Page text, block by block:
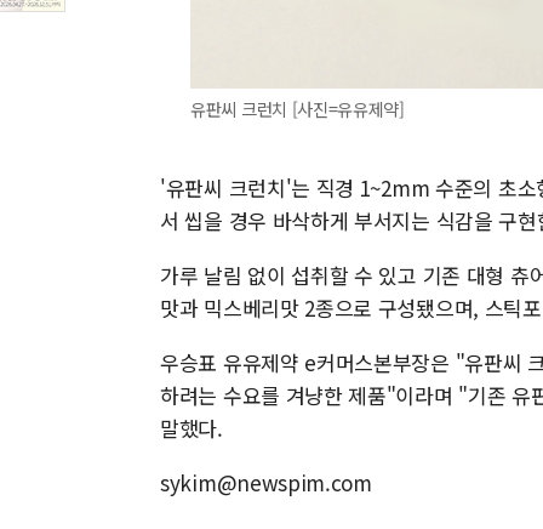
유판씨 크런치 [사진=유유제약]
'유판씨 크런치'는 직경 1~2mm 수준의 초
서 씹을 경우 바삭하게 부서지는 식감을 구
가루 날림 없이 섭취할 수 있고 기존 대형
맛과 믹스베리맛 2종으로 구성됐으며, 스틱
우승표 유유제약 e커머스본부장은 "유판씨
하려는 수요를 겨냥한 제품"이라며 "기존 유
말했다.
sykim@newspim.com